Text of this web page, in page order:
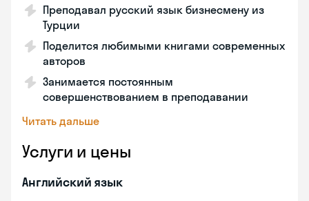
Преподавал русский язык бизнесмену из
Турции
Поделится любимыми книгами современных
авторов
Занимается постоянным
совершенствованием в преподавании
Читать дальше
Услуги и цены
Английский язык